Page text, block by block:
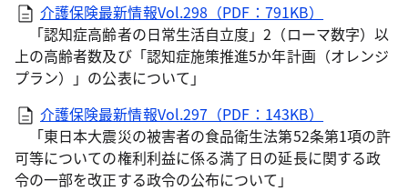
介護保険最新情報Vol.298（PDF：791KB）
「認知症高齢者の日常生活自立度」2（ローマ数字）以
上の高齢者数及び「認知症施策推進5か年計画（オレンジ
プラン）」の公表について」
介護保険最新情報Vol.297（PDF：143KB）
「東日本大震災の被害者の食品衛生法第52条第1項の許
可等についての権利利益に係る満了日の延長に関する政
令の一部を改正する政令の公布について」